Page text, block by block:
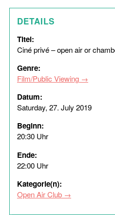
DETAILS
Titel:
Ciné privé – open air or
Genre:
Film/Public Viewing
Datum:
Saturday, 27. July 2019
Beginn:
20:30 Uhr
Ende:
22:00 Uhr
Kategorie(n):
Open Air Club